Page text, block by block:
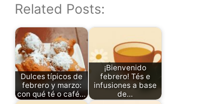
Related Posts:
Dulces típicos de
febrero y marzo:
con qué té o café…
¡Bienvenido
febrero! Tés e
infusiones a base
de…